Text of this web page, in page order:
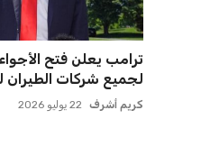
ترامب يعلن فتح الأجواء
لجميع شركات الطيران
كريم أشرف 22 يوليو 2026